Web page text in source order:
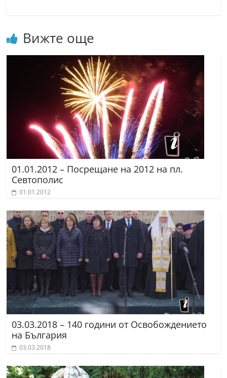
-
a
z
a
n
l
a
k
c
m
Вижте още
01.01.2012 – Посрещане на 2012 на пл.
Севтополис
01.01.2012
03.03.2018 – 140 години от Освобождението
на България
03.03.2018